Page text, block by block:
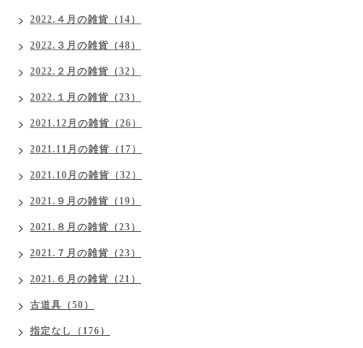
2022.４月の雑貨（14）
2022.３月の雑貨（48）
2022.２月の雑貨（32）
2022.１月の雑貨（23）
2021.12月の雑貨（26）
2021.11月の雑貨（17）
2021.10月の雑貨（32）
2021.９月の雑貨（19）
2021.８月の雑貨（23）
2021.７月の雑貨（23）
2021.６月の雑貨（21）
古道具（50）
指定なし（176）